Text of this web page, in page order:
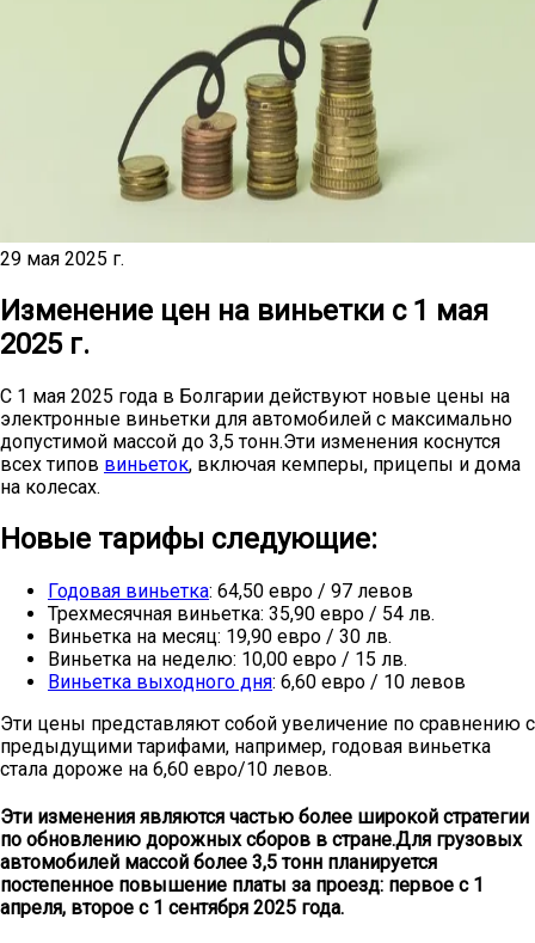
29 мая 2025 г.
Изменение цен на виньетки с 1 мая
2025 г.
С 1 мая 2025 года в Болгарии действуют новые цены на
электронные виньетки для автомобилей с максимально
допустимой массой до 3,5 тонн.Эти изменения коснутся
всех типов виньеток, включая кемперы, прицепы и дома
на колесах.
Новые тарифы следующие:
Годовая виньетка: 64,50 евро / 97 левов
Трехмесячная виньетка: 35,90 евро / 54 лв.
Виньетка на месяц: 19,90 евро / 30 лв.
Виньетка на неделю: 10,00 евро / 15 лв.
Виньетка выходного дня: 6,60 евро / 10 левов
Эти цены представляют собой увеличение по сравнению с
предыдущими тарифами, например, годовая виньетка
стала дороже на 6,60 евро/10 левов.
Эти изменения являются частью более широкой стратегии
по обновлению дорожных сборов в стране.Для грузовых
автомобилей массой более 3,5 тонн планируется
постепенное повышение платы за проезд: первое с 1
апреля, второе с 1 сентября 2025 года.